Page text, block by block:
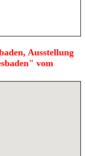
Ausstellung
vom